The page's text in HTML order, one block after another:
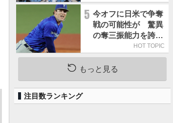
す」
5 今オフに日米で争奪
戦の可能性が 驚異
の奪三振能力を誇る
「最速160キロ右腕」
は
HOT TOPIC
もっと見る
注目数ランキング